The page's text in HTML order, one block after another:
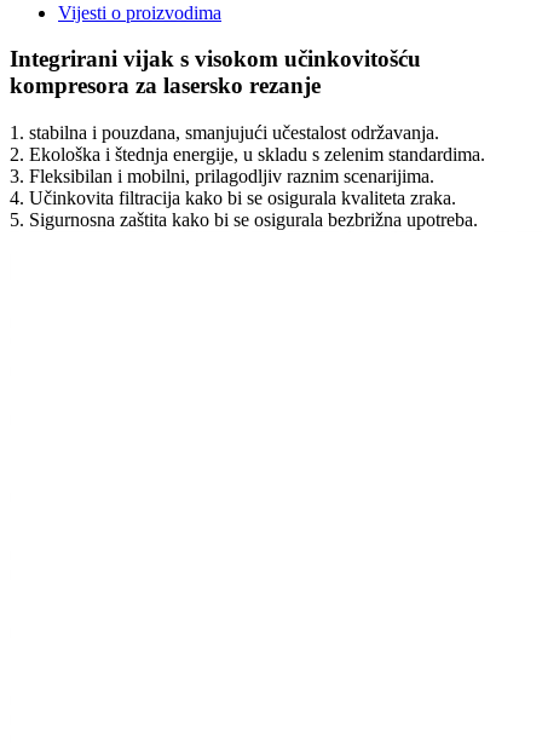
Vijesti o proizvodima
Integrirani vijak s visokom učinkovitošću
kompresora za lasersko rezanje
1. stabilna i pouzdana, smanjujući učestalost održavanja.
2. Ekološka i štednja energije, u skladu s zelenim standardima.
3. Fleksibilan i mobilni, prilagodljiv raznim scenarijima.
4. Učinkovita filtracija kako bi se osigurala kvaliteta zraka.
5. Sigurnosna zaštita kako bi se osigurala bezbrižna upotreba.